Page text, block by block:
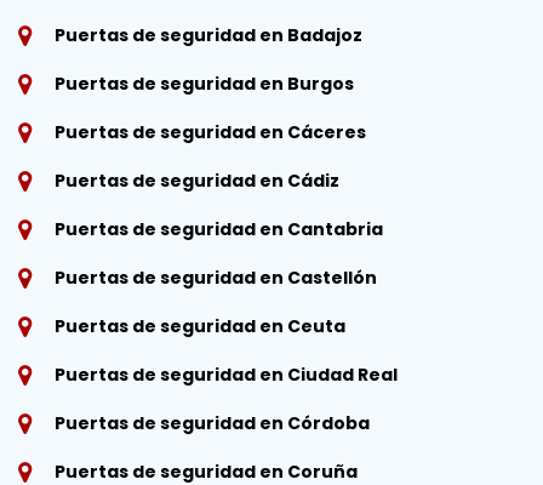
Puertas de seguridad en Badajoz
Puertas de seguridad en Burgos
Puertas de seguridad en Cáceres
Puertas de seguridad en Cádiz
Puertas de seguridad en Cantabria
Puertas de seguridad en Castellón
Puertas de seguridad en Ceuta
Puertas de seguridad en Ciudad Real
Puertas de seguridad en Córdoba
Puertas de seguridad en Coruña